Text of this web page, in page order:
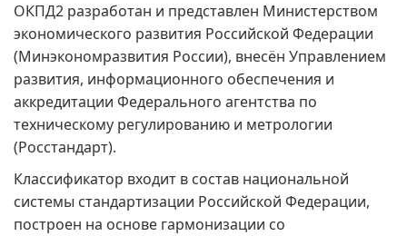
ОКПД2 разработан и представлен Министерством
экономического развития Российской Федерации
(Минэкономразвития России), внесён Управлением
развития, информационного обеспечения и
аккредитации Федерального агентства по
техническому регулированию и метрологии
(Росстандарт).
Классификатор входит в состав национальной
системы стандартизации Российской Федерации,
построен на основе гармонизации со